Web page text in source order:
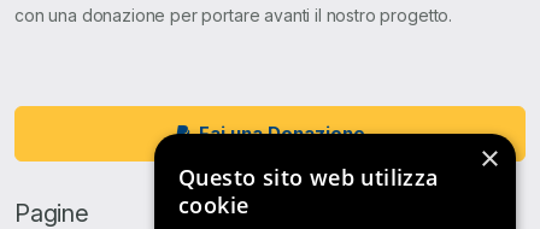
con una donazione per portare avanti il nostro progetto.
Fai una Donazione
Pagine
×
Questo sito web utilizza
cookie